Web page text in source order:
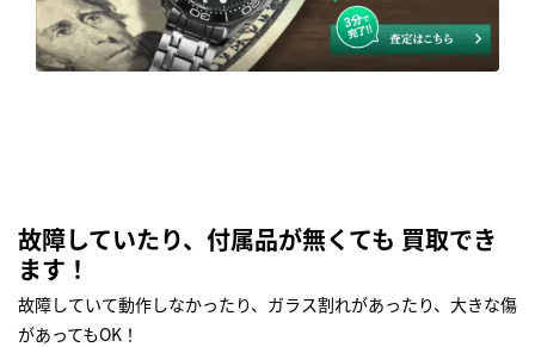
故障していたり、付属品が無くても 買取でき
ます！
故障していて動作しなかったり、ガラス割れがあったり、大きな傷
があってもOK！